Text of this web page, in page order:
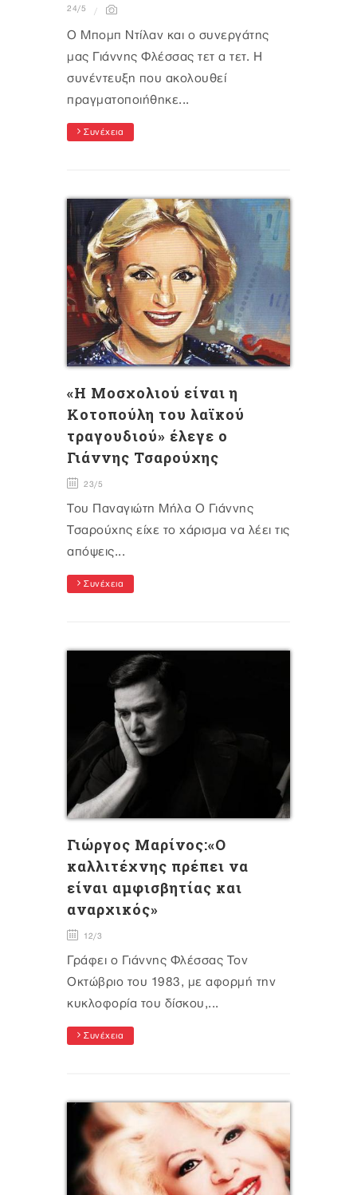
24/5
Ο Μπομπ Ντίλαν και ο συνεργάτης
μας Γιάννης Φλέσσας τετ α τετ. Η
συνέντευξη που ακολουθεί
πραγματοποιήθηκε...
Συνέχεια
«Η Μοσχολιού είναι η
Κοτοπούλη του λαϊκού
τραγουδιού» έλεγε ο
Γιάννης Τσαρούχης
23/5
Του Παναγιώτη Μήλα Ο Γιάννης
Τσαρούχης είχε το χάρισμα να λέει τις
απόψεις...
Συνέχεια
Γιώργος Μαρίνος:«Ο
καλλιτέχνης πρέπει να
είναι αμφισβητίας και
αναρχικός»
12/3
Γράφει ο Γιάννης Φλέσσας Τον
Οκτώβριο του 1983, με αφορμή την
κυκλοφορία του δίσκου,...
Συνέχεια